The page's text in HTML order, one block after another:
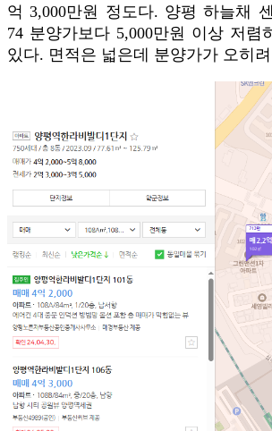
억 3,000만원 정도다. 양평 하늘채
74 분양가보다 5,000만원 이상 저렴
있다. 면적은 넓은데 분양가가 오히